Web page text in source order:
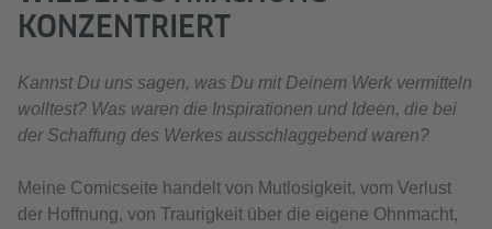
KONZENTRIERT
Kannst Du uns sagen, was Du mit Deinem Werk vermitteln
wolltest? Was waren die Inspirationen und Ideen, die bei
der Schaffung des Werkes ausschlaggebend waren?
Meine Comicseite handelt von Mutlosigkeit, vom Verlust
der Hoffnung, von Traurigkeit über die eigene Ohnmacht,